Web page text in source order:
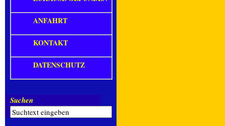
ANFAHRT
KONTAKT
DATENSCHUTZ
Suchen